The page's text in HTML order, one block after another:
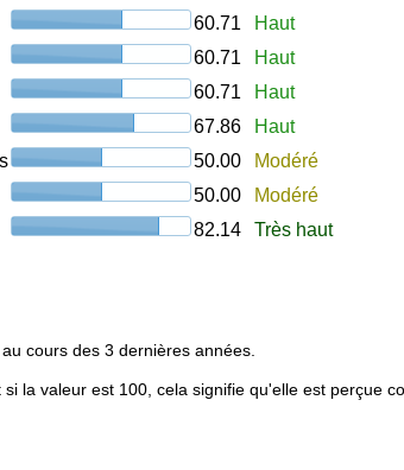
60.71
Haut
60.71
Haut
60.71
Haut
67.86
Haut
50.00
Modéré
50.00
Modéré
82.14 Très haut
cours des 3 dernières années.
la valeur est 100, cela signifie qu'elle est perçue